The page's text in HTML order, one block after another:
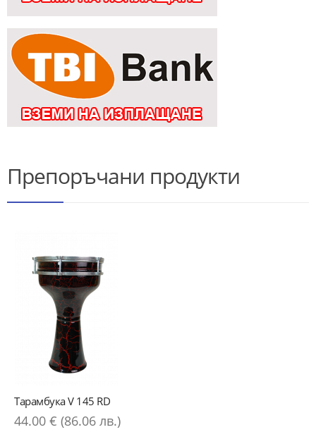
Препоръчани продукти
Тарамбука V 145 RD
44.00 € (86.06 лв.)